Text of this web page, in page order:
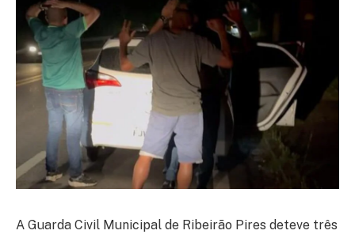
A Guarda Civil Municipal de Ribeirão Pires deteve três